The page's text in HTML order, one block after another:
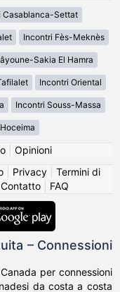
Casablanca-Settat
Incontri Fès-Meknès
Sakia El Hamra
Incontri Oriental
Incontri Souss-Massa
| Opinioni
| Privacy| Termini di
Contatto| FAQ
– Connessioni
per connessioni
da costa a costa